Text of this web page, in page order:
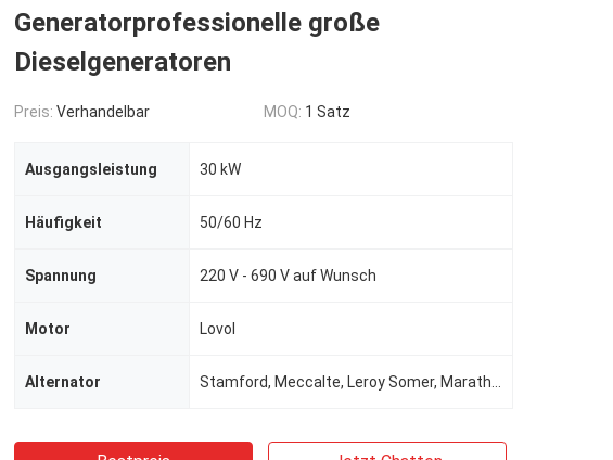
Generatorprofessionelle große
Dieselgeneratoren
Preis: Verhandelbar MOQ: 1 Satz
Ausgangsleistung 30 kW
Häufigkeit 50/60 Hz
Spannung 220 V - 690 V auf Wunsch
Motor Lovol
Alternator